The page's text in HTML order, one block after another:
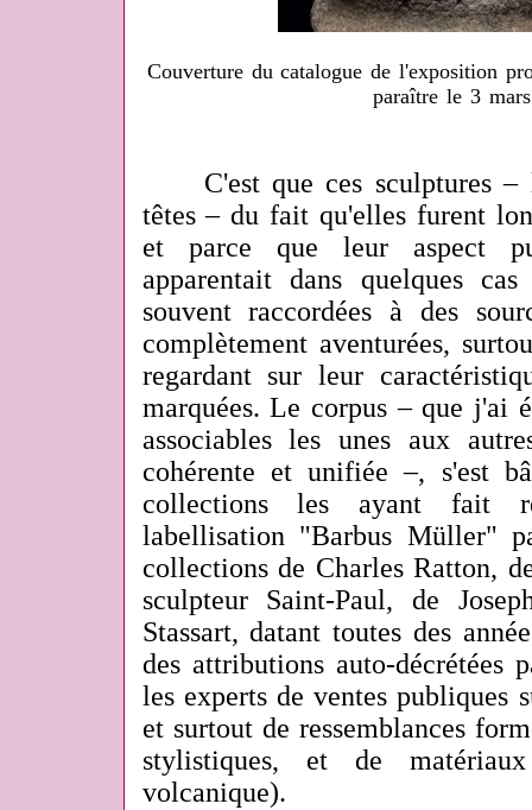
Couverture du catalogue de l'exposition
paraître le 3
C'est que ces sculptures –
têtes – du fait qu'elles furent
et parce que leur aspect
apparentaitdans quelques cas
souvent raccordées à des
complètement aventurées,
regardant sur leur
marquées. Le corpus – que j'ai
associables les unes aux
cohérente et unifiée –, s'est
collections les ayant fait
labellisation "Barbus Müller"
collections de Charles Ratton,
sculpteur Saint-Paul, de
Stassart, datant toutes des
des attributions auto-décrétées
les experts de ventes publiques
et surtout de ressemblances
stylistiques, et de
volcanique).